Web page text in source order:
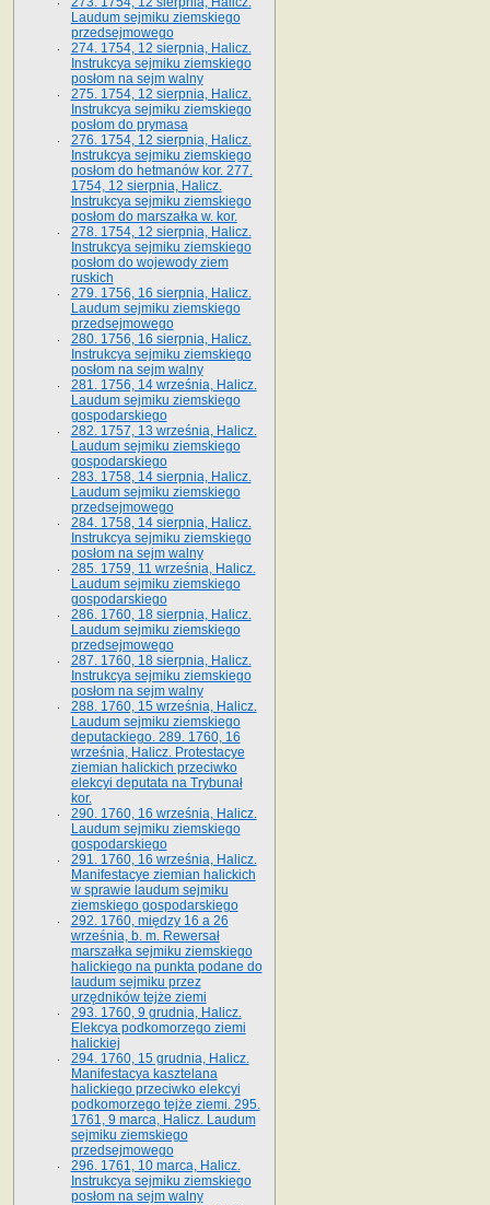
Laudum sejmiku ziemskiego
przedsejmowego
274. 1754, 12 sierpnia, Halicz.
Instrukcya sejmiku ziemskiego
posłom na sejm walny
275. 1754, 12 sierpnia, Halicz.
Instrukcya sejmiku ziemskiego
posłom do prymasa
276. 1754, 12 sierpnia, Halicz.
Instrukcya sejmiku ziemskiego
posłom do hetmanów kor. 277.
1754, 12 sierpnia, Halicz.
Instrukcya sejmiku ziemskiego
posłom do marszałka w. kor.
278. 1754, 12 sierpnia, Halicz.
Instrukcya sejmiku ziemskiego
posłom do wojewody ziem
ruskich
279. 1756, 16 sierpnia, Halicz.
Laudum sejmiku ziemskiego
przedsejmowego
280. 1756, 16 sierpnia, Halicz.
Instrukcya sejmiku ziemskiego
posłom na sejm walny
281. 1756, 14 września, Halicz.
Laudum sejmiku ziemskiego
gospodarskiego
282. 1757, 13 września, Halicz.
Laudum sejmiku ziemskiego
gospodarskiego
283. 1758, 14 sierpnia, Halicz.
Laudum sejmiku ziemskiego
przedsejmowego
284. 1758, 14 sierpnia, Halicz.
Instrukcya sejmiku ziemskiego
posłom na sejm walny
285. 1759, 11 września, Halicz.
Laudum sejmiku ziemskiego
gospodarskiego
286. 1760, 18 sierpnia, Halicz.
Laudum sejmiku ziemskiego
przedsejmowego
287. 1760, 18 sierpnia, Halicz.
Instrukcya sejmiku ziemskiego
posłom na sejm walny
288. 1760, 15 września, Halicz.
Laudum sejmiku ziemskiego
deputackiego. 289. 1760, 16
września, Halicz. Protestacye
ziemian halickich przeciwko
elekcyi deputata na Trybunał
kor.
290. 1760, 16 września, Halicz.
Laudum sejmiku ziemskiego
gospodarskiego
291. 1760, 16 września, Halicz.
Manifestacye ziemian halickich
w sprawie laudum sejmiku
ziemskiego gospodarskiego
292. 1760, między 16 a 26
września, b. m. Rewersał
marszałka sejmiku ziemskiego
halickiego na punkta podane do
laudum sejmiku przez
urzędników tejże ziemi
293. 1760, 9 grudnia, Halicz.
Elekcya podkomorzego ziemi
halickiej
294. 1760, 15 grudnia, Halicz.
Manifestacya kasztelana
halickiego przeciwko elekcyi
podkomorzego tejże ziemi. 295.
1761, 9 marca, Halicz. Laudum
sejmiku ziemskiego
przedsejmowego
296. 1761, 10 marca, Halicz.
Instrukcya sejmiku ziemskiego
posłom na sejm walny